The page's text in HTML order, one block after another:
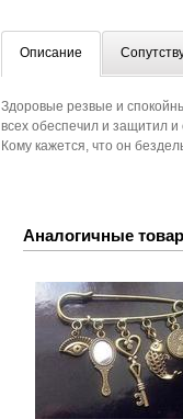
Описание
Здоровые резвые и
всех обеспечил и защитил и
Кому кажется, что он
Аналогичные